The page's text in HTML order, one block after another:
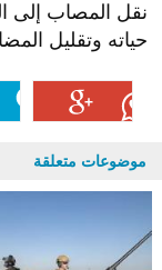
نقل المصاب إلى
حياته وتقليل
موضوعات متعلقة